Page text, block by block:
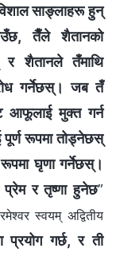
साङ्लाहरू हुन्
तैँले शैतानको
र शैतानले तँमाथि
गर्नेछस्। जब तँ
आफूलाई मुक्त गर्न
रूपमा तोड्नेछस्
घृणा गर्नेछस्।
प्रेम र तृष्णा हुनेछ”
स्वयम् अद्वितीय
प्रयोग गर्छ, र ती